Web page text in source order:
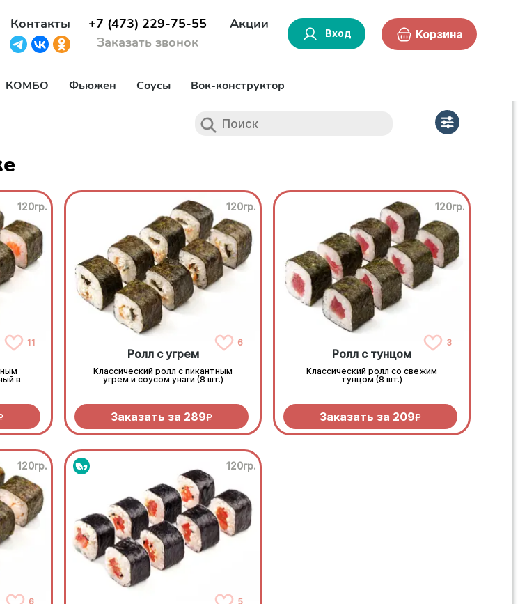
Контакты
+7 (473) 229-75-55
Заказать звонок
Акции
Вход Корзина
КОМБО Фьюжен Соусы Вок-конструктор
120гр.
11
в
120гр.
6
Ролл с угрем
Классический ролл с пикантным
угрем и соусом унаги (8 шт.)
Заказать за 289R
120гр.
3
Ролл с тунцом
Классический ролл со свежим
тунцом (8 шт.)
Заказать за 209R
120гр.
6
120гр.
5